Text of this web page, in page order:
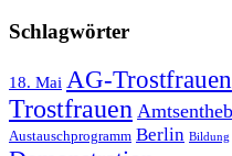
Schlagwörter
18. Mai AG-Trostfrauen
Trostfrauen
Austauschprogramm Berlin Bildung